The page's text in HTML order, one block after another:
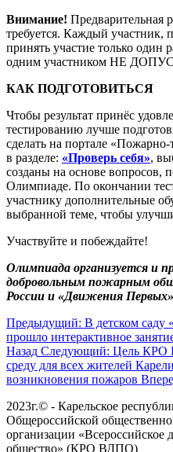
Внимание! Предварительная
требуется. Каждый
принять участие только один
одним участником НЕ
КАК ПОДГОТОВИТЬСЯ
Чтобы результат принёс
тестированию лучше
сделать на портале «Пожарно-
в разделе: «Проверь себя»,
созданы на основе вопросов,
Олимпиаде. По окончании
участнику дополнительные
выбранной теме, чтобы
Участвуйте и побеждайте!
Олимпиада организуется и
добровольным пожарным
России и «Движения
Предыдущий: В детском саду
прошло интерактивное
Назад Следующий: Цель КРО
среду для всех жителей
возникновения пожаров
2023г.© - Карельское
Общероссийской
организации «Всероссийское
общество» (КРО ВДПО)